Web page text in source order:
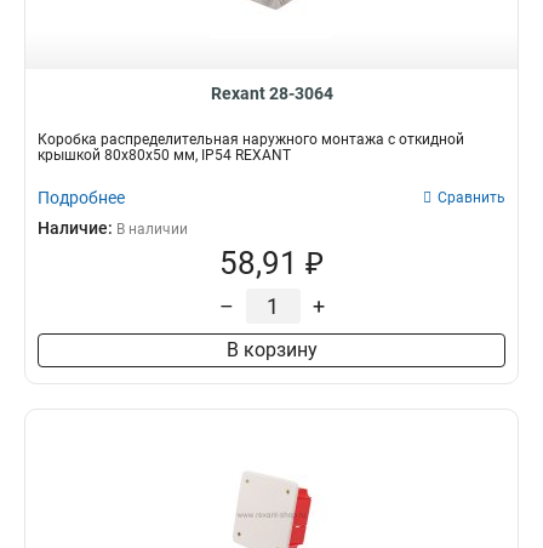
Rexant 28-3064
Коробка распределительная наружного монтажа с откидной
крышкой 80х80х50 мм, IP54 REXANT
Подробнее Сравнить
Наличие: В наличии
58,91 ₽
– +
В корзину